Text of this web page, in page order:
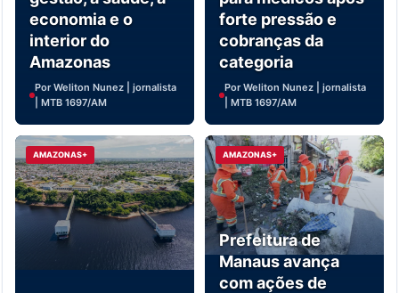
economia e o
interior do
Amazonas
Por Weliton Nunez | jornalista
| MTB 1697/AM
forte pressão e
cobranças da
categoria
Por Weliton Nunez | jornalista
| MTB 1697/AM
AMAZONAS+ AMAZONAS+
Prefeitura de
Manaus avança
com ações de